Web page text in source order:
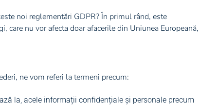
noi reglementări GDPR? În primul rând, este
care nu vor afecta doar afacerile din Uniunea Europeană,
ne vom referi la termeni precum:
la, acele informații confidențiale și personale precum